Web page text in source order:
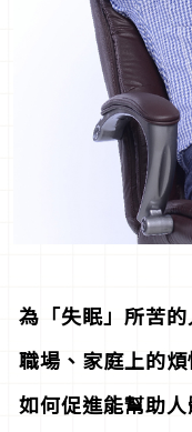
為「失眠」所苦
職場、家庭上的
如何促進能幫助